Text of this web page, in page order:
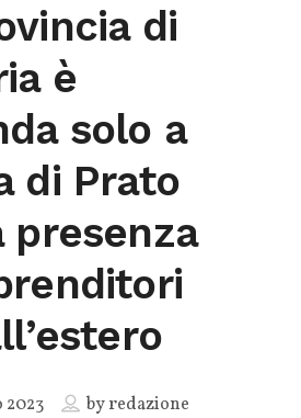
di
è
solo a
di Prato
presenza
2023 byredazione